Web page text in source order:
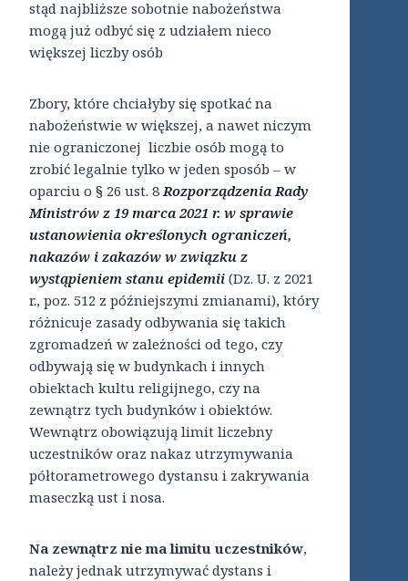
stąd najbliższe sobotnie nabożeństwa
mogą już odbyć się z udziałem nieco
większej liczby osób
Zbory, które chciałyby się spotkać na
nabożeństwie w większej, a nawet niczym
nie ograniczonej liczbie osób mogą to
zrobić legalnie tylko w jeden sposób – w
oparciu o § 26 ust. 8Rozporządzenia Rady
Ministrów z 19 marca 2021 r. w sprawie
ustanowienia określonych ograniczeń,
nakazów i zakazów w związku z
wystąpieniem stanu epidemii (Dz. U. z 2021
r., poz. 512 z późniejszymi zmianami), który
różnicuje zasady odbywania się takich
zgromadzeń w zależności od tego, czy
odbywają się w budynkach i innych
obiektach kultu religijnego, czy na
zewnątrz tych budynków i obiektów.
Wewnątrz obowiązują limit liczebny
uczestników oraz nakaz utrzymywania
półtorametrowego dystansu i zakrywania
maseczką ust i nosa.
Na zewnątrz nie ma limitu uczestników,
należy jednak utrzymywać dystans i